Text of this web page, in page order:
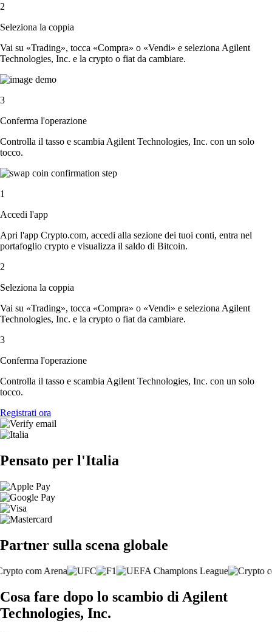
2
Seleziona la coppia
Vai su «Trading», tocca «Compra» o «Vendi» e seleziona Agilent
Technologies, Inc. e la crypto o fiat da cambiare.
3
Conferma l'operazione
Controlla il tasso e scambia Agilent Technologies, Inc. con un solo
tocco.
1
Accedi l'app
Apri l'app Crypto.com, accedi alla sezione dei tuoi conti, entra nel
portafoglio crypto e visualizza il saldo di Bitcoin.
2
Seleziona la coppia
Vai su «Trading», tocca «Compra» o «Vendi» e seleziona Agilent
Technologies, Inc. e la crypto o fiat da cambiare.
3
Conferma l'operazione
Controlla il tasso e scambia Agilent Technologies, Inc. con un solo
tocco.
Registrati ora
Pensato per l'Italia
Partner sulla scena globale
Cosa fare dopo lo scambio di Agilent
Technologies, Inc.